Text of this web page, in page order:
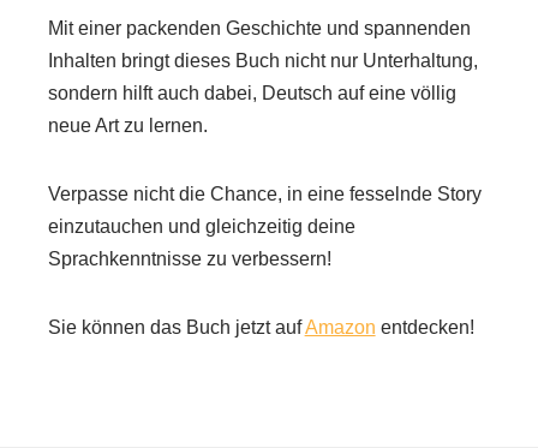
Mit einer packenden Geschichte und spannenden
Inhalten bringt dieses Buch nicht nur Unterhaltung,
sondern hilft auch dabei, Deutsch auf eine völlig
neue Art zu lernen.
Verpasse nicht die Chance, in eine fesselnde Story
einzutauchen und gleichzeitig deine
Sprachkenntnisse zu verbessern!
Sie können das Buch jetzt aufAmazon entdecken!